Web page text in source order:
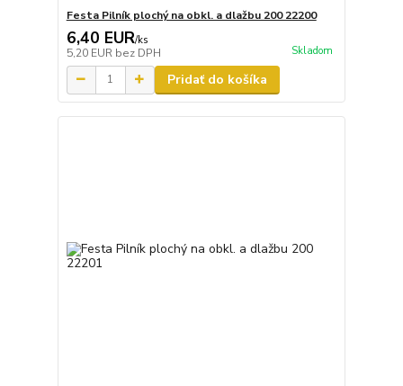
Festa Pilník plochý na obkl. a dlažbu 200 22200
6,40 EUR/ks
5,20 EUR bez DPH Skladom
Pridať do košíka